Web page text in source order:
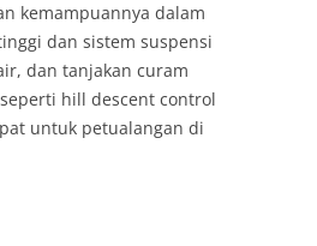
kemampuannya dalam
dan sistem suspensi
dan tanjakan curam
hill descent control
untuk petualangan di